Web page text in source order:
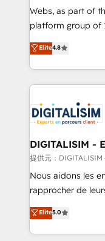
HubSpot pros 📊
HubSpot Why us? - SIX HubSpot Accreditations -
CRM, Solutions Architecture,
Migration, Custom
team of 25+ experts Contact us today to help
get more from
Webs, as part of
platform group of 150 Fte, is
HubSpot CRM
maximizing
Excellence. With
strengthen your
Implementation
drive your business forward.
dedicated to
team (50+), we
B2B sectors such
business
impact of your
detailed financial
Elite4.8
DIGITALISIM -
提供元：
Nous aidons les
rapprocher de
DIGITALISIM,
réussite des
le marketing
Elite5.0